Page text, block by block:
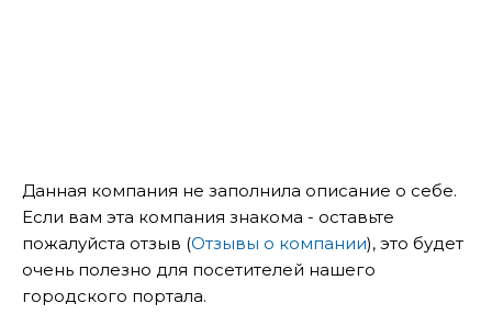
Данная компания не заполнила описание о себе.
Если вам эта компания знакома - оставьте
пожалуйста отзыв (Отзывы о компании), это будет
очень полезно для посетителей нашего
городского портала.